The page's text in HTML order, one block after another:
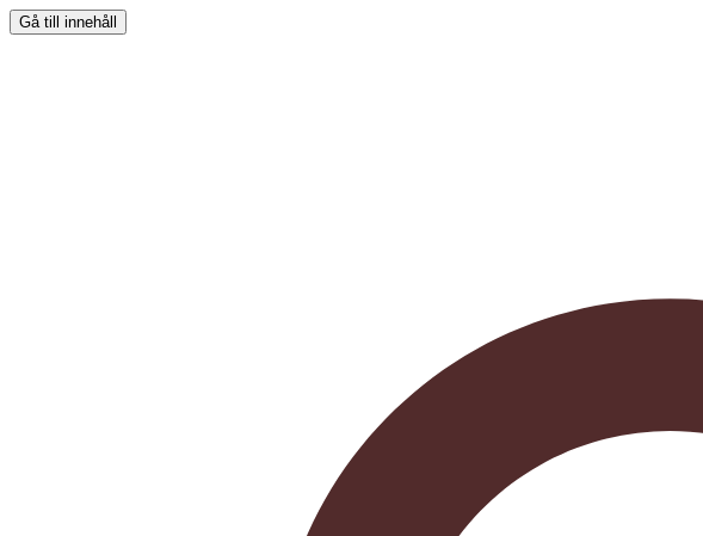
Gå till innehåll